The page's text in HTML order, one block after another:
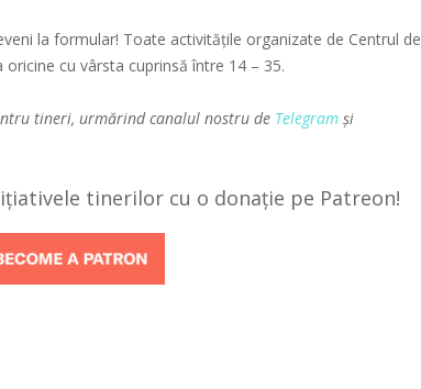
la formular! Toate activitățile organizate de Centrul de
cu vârsta cuprinsă între 14 – 35.
tineri, urmărind canalul nostru de Telegram și
tinerilor cu o donație pe Patreon!